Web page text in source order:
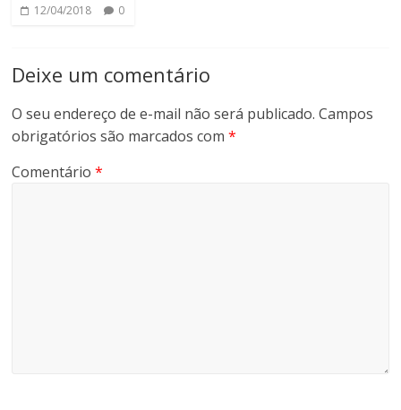
12/04/2018 0
Deixe um comentário
O seu endereço de e-mail não será publicado. Campos
obrigatórios são marcados com*
Comentário*